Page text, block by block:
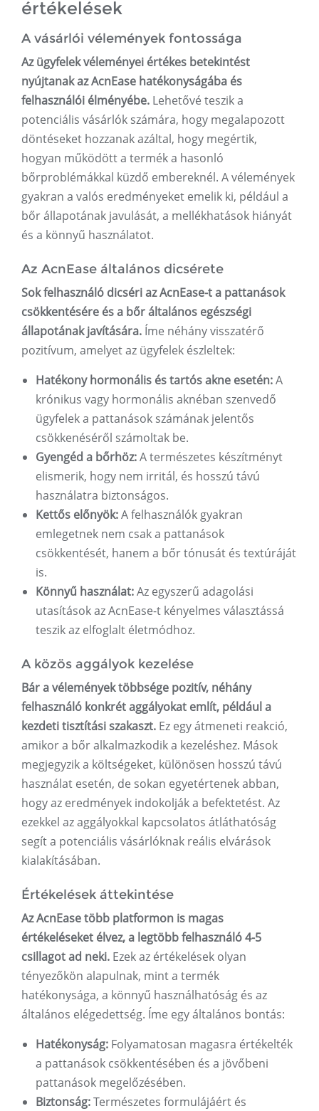
értékelések
A vásárlói vélemények fontossága
Az ügyfelek véleményei értékes betekintést
nyújtanak az AcnEase hatékonyságába és
felhasználói élményébe. Lehetővé teszik a
potenciális vásárlók számára, hogy megalapozott
döntéseket hozzanak azáltal, hogy megértik,
hogyan működött a termék a hasonló
bőrproblémákkal küzdő embereknél. A vélemények
gyakran a valós eredményeket emelik ki, például a
bőr állapotának javulását, a mellékhatások hiányát
és a könnyű használatot.
Az AcnEase általános dicsérete
Sok felhasználó dicséri az AcnEase-t a pattanások
csökkentésére és a bőr általános egészségi
állapotának javítására. Íme néhány visszatérő
pozitívum, amelyet az ügyfelek észleltek:
Hatékony hormonális és tartós akne esetén:A
krónikus vagy hormonális aknéban szenvedő
ügyfelek a pattanások számának jelentős
csökkenéséről számoltak be.
Gyengéd a bőrhöz:A természetes készítményt
elismerik, hogy nem irritál, és hosszú távú
használatra biztonságos.
Kettős előnyök:A felhasználók gyakran
emlegetnek nem csak a pattanások
csökkentését, hanem a bőr tónusát és textúráját
is.
Könnyű használat:Az egyszerű adagolási
utasítások az AcnEase-t kényelmes választássá
teszik az elfoglalt életmódhoz.
A közös aggályok kezelése
Bár a vélemények többsége pozitív, néhány
felhasználó konkrét aggályokat említ, például a
kezdeti tisztítási szakaszt. Ez egy átmeneti reakció,
amikor a bőr alkalmazkodik a kezeléshez. Mások
megjegyzik a költségeket, különösen hosszú távú
használat esetén, de sokan egyetértenek abban,
hogy az eredmények indokolják a befektetést. Az
ezekkel az aggályokkal kapcsolatos átláthatóság
segít a potenciális vásárlóknak reális elvárások
kialakításában.
Értékelések áttekintése
Az AcnEase több platformon is magas
értékeléseket élvez, a legtöbb felhasználó 4-5
csillagot ad neki. Ezek az értékelések olyan
tényezőkön alapulnak, mint a termék
hatékonysága, a könnyű használhatóság és az
általános elégedettség. Íme egy általános bontás:
Hatékonyság: Folyamatosan magasra értékelték
a pattanások csökkentésében és a jövőbeni
pattanások megelőzésében.
Biztonság:Természetes formulájáért és